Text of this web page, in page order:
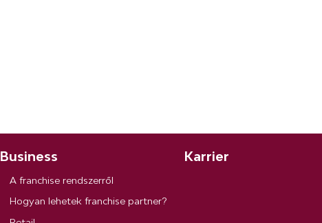
Business
A franchise rendszerről
Hogyan lehetek franchise partner?
Karrier